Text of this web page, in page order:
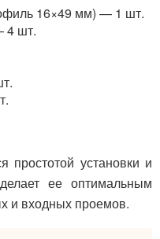
16×49 мм) — 1 шт.
4 шт.
простотой установки и
ее оптимальным
и входных проемов.